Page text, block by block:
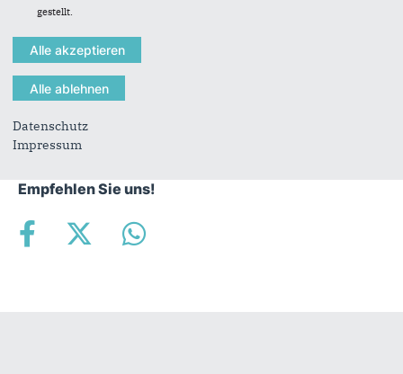
11.12.2025
Download(590 KB)
Empfehlen Sie uns!
gestellt.
Datenschutz
Impressum